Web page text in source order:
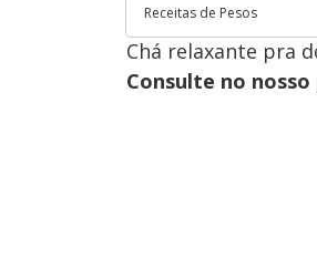
Receitas de Pesos
Chá relaxante pra
Consulte no